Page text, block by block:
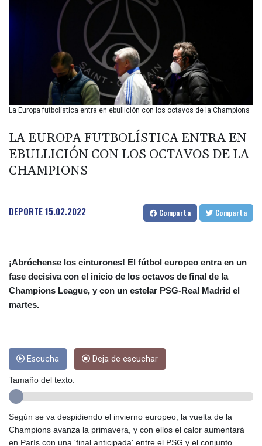
BOB 11.849673
BRL 5.083304
BSD 0.997016
BTN 94.875232
BWP 13.457596
BZD 2.00519
CAD 1.39545
CLP 913.560396
CNY 6.747604
3142.844787
CRC 453.228387
CUC 1
ERN 15
ETB 160.923669
EUR 0.86495
FJD 2.20855
La Europa futbolística entra en ebullición con los octavos de la Champions
LA EUROPA FUTBOLÍSTICA ENTRA EN
EBULLICIÓN CON LOS OCTAVOS DE LA
CHAMPIONS
DEPORTE15.02.2022 Comparta Comparta
¡Abróchense los cinturones! El fútbol europeo entra en un
fase decisiva con el inicio de los octavos de final de la
Champions League, y con un estelar PSG-Real Madrid el
martes.
Escucha Deja de escuchar
Tamaño del texto:
Según se va despidiendo el invierno europeo, la vuelta de la
Champions avanza la primavera, y con ellos el calor aumentará
en París con una 'final anticipada' entre el PSG y el conjunto